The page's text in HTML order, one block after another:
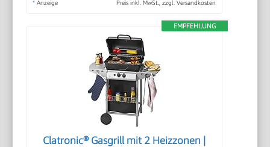
* Anzeige Preis inkl. MwSt., zzgl. Versandkosten
EMPFEHLUNG
Clatronic® Gasgrill mit 2 Heizzonen |